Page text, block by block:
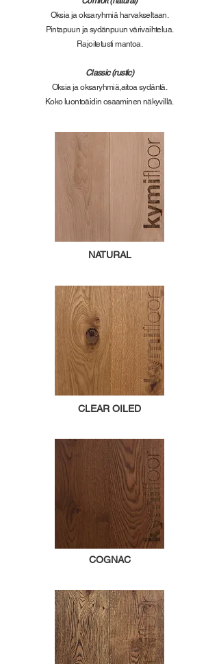
Oksia ja oksaryhmiä harvakseltaan.
Pintapuun ja sydänpuun värivaihtelua.
Rajoitetusti mantoa.
Classic (rustic)
Oksia ja oksaryhmiä,aitoa sydäntä.
Koko luontoäidin osaaminen näkyvillä.
NATURAL
CLEAR OILED
COGNAC